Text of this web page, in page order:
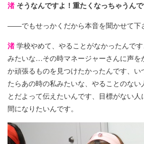
渚 そうなんですよ！重たくなっちゃうんで
――でもせっかくだから本音を聞かせて下
渚学校やめて、やることがなかったんで
みたいな…その時マネージャーさんに声を
か頑張るものを見つけたかったんです、い
たらあの時の私みたいな、やることのない
とだよって伝えたいんです、目標がない人
間になりたいんです。